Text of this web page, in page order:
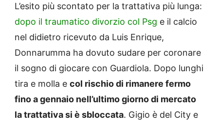
L’esito più scontato per la trattativa più lunga:
dopo il traumatico divorzio col Psg e il calcio
nel didietro ricevuto da Luis Enrique,
Donnarumma ha dovuto sudare per coronare
il sogno di giocare con Guardiola. Dopo lunghi
tira e molla e col rischio di rimanere fermo
fino a gennaio nell’ultimo giorno di mercato
la trattativa si è sbloccata. Gigio è del City e